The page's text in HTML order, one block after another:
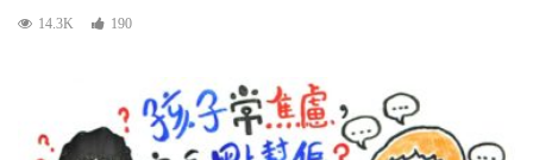
14.3K 190